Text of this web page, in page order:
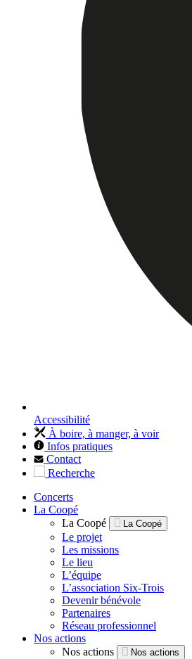
Accessibilité
À boire, à manger, à voir
Infos pratiques
Contact
Recherche
Concerts
La Coopé
La Coopé
La Coopé
Le projet
Les missions
Le lieu
L’équipe
L’association Six-Trois
Devenir bénévole
Partenaires
Réseau professionnel
Nos actions
Nos actions
Nos actions